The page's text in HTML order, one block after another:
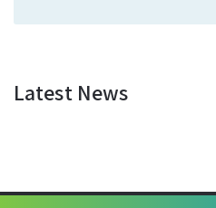
Latest News